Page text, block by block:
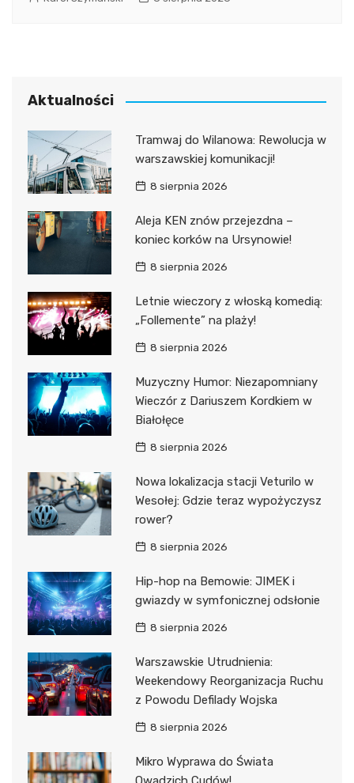
Aktualności
Tramwaj do Wilanowa: Rewolucja w
warszawskiej komunikacji!
8 sierpnia 2026
Aleja KEN znów przejezdna –
koniec korków na Ursynowie!
8 sierpnia 2026
Letnie wieczory z włoską komedią:
„Follemente” na plaży!
8 sierpnia 2026
Muzyczny Humor: Niezapomniany
Wieczór z Dariuszem Kordkiem w
Białołęce
8 sierpnia 2026
Nowa lokalizacja stacji Veturilo w
Wesołej: Gdzie teraz wypożyczysz
rower?
8 sierpnia 2026
Hip-hop na Bemowie: JIMEK i
gwiazdy w symfonicznej odsłonie
8 sierpnia 2026
Warszawskie Utrudnienia:
Weekendowy Reorganizacja Ruchu
z Powodu Defilady Wojska
8 sierpnia 2026
Mikro Wyprawa do Świata